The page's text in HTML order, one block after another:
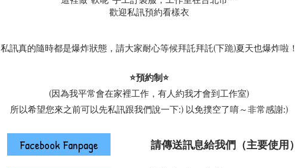
歡迎私訊預約看樣衣
私訊真的隨時都是爆炸狀態，請大家耐心等候拜託拜託(下跪)夏天也爆炸啦！
⭐️預約制⭐️
(因為我平常會在家裡工作，有人約我才會到工作室)
所以希望您來之前可以先私訊跟我們說一下:) 以免撲空了唷～非常感謝:)
Facebook Fanpage ​請傳送訊息給我們（主要使用）